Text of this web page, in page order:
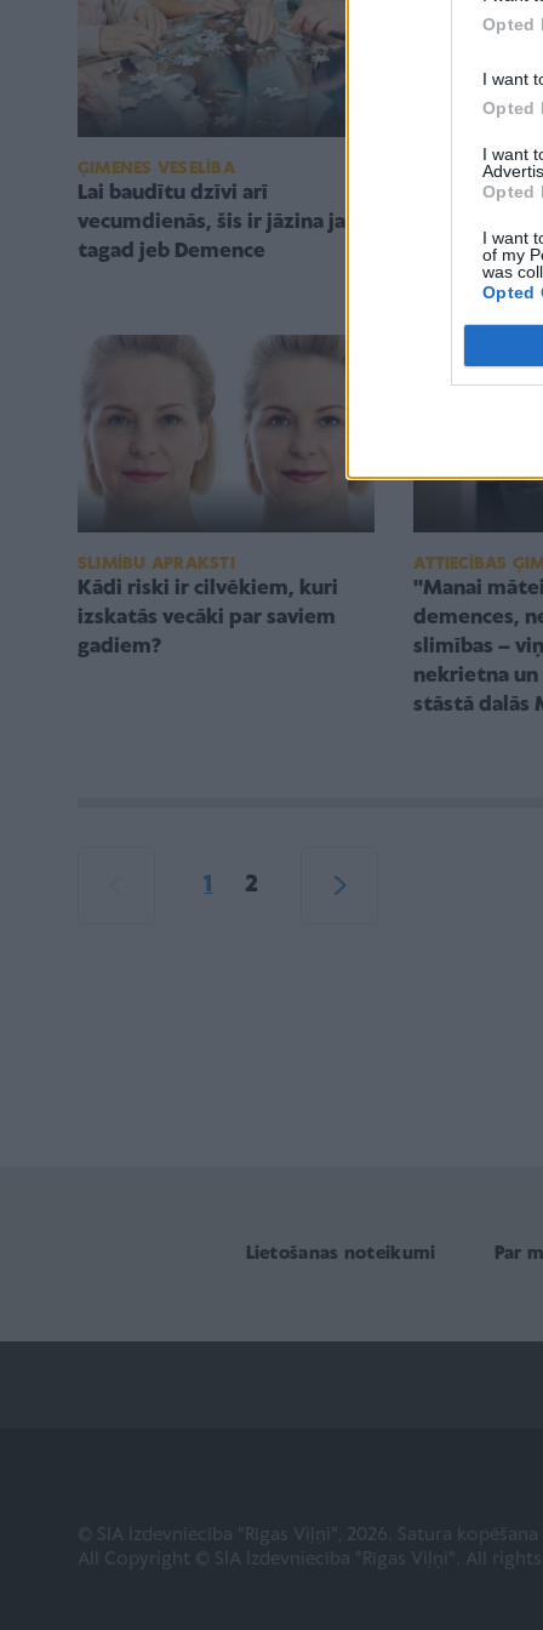
Opted
I want
Opted
I want
Opted
I want
of my
was
Opted
ĢIMENES VESELĪBA
Lai baudītu dzīvi arī
vecumdienās, šis ir jāzina jau
tagad jeb Demence
FIZISKĀS
Mazāk par
katru dienu
novērstu
SLIMĪBU APRAKSTI
Kādi riski ir cilvēkiem, kuri
izskatās vecāki par saviem
gadiem?
ATTIECĪBAS
''Manai
demences,
slimības –
nekrietna un
stāstā dalās
1 2
Lietošanas noteikumi Par
© SIA Izdevniecība "Rīgas Viļņi", 2026. Satura
All Copyright © SIA Izdevniecība "Rīgas Viļņi". All rights